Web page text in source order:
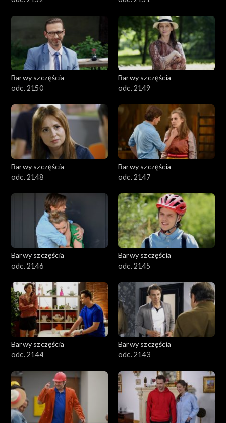
Barwy szczęścia
odc. 2150
Barwy szczęścia
odc. 2149
Barwy szczęścia
odc. 2148
Barwy szczęścia
odc. 2147
Barwy szczęścia
odc. 2146
Barwy szczęścia
odc. 2145
Barwy szczęścia
odc. 2144
Barwy szczęścia
odc. 2143